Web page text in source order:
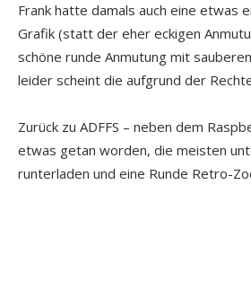
Frank hatte damals auch eine
Grafik (statt der eher eckigen
schöne runde Anmutung mit
leider scheint die aufgrund der
Zurück zu ADFFS – neben dem
etwas getan worden, die meisten
runterladen und eine Runde Retro-